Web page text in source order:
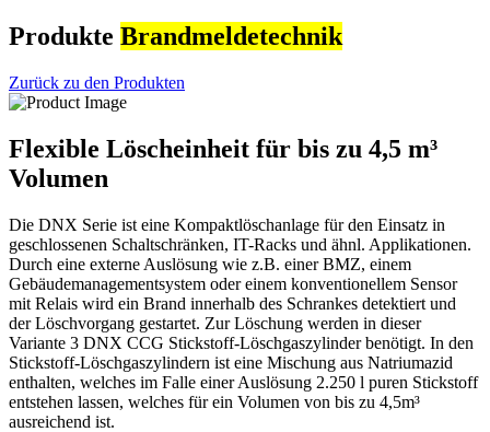
Produkte Brandmeldetechnik
Zurück zu den Produkten
Flexible Löscheinheit für bis zu 4,5 m³
Volumen
Die DNX Serie ist eine Kompaktlöschanlage für den Einsatz in
geschlossenen Schaltschränken, IT-Racks und ähnl. Applikationen.
Durch eine externe Auslösung wie z.B. einer BMZ, einem
Gebäudemanagementsystem oder einem konventionellem Sensor
mit Relais wird ein Brand innerhalb des Schrankes detektiert und
der Löschvorgang gestartet. Zur Löschung werden in dieser
Variante 3 DNX CCG Stickstoff-Löschgaszylinder benötigt. In den
Stickstoff-Löschgaszylindern ist eine Mischung aus Natriumazid
enthalten, welches im Falle einer Auslösung 2.250 l puren Stickstoff
entstehen lassen, welches für ein Volumen von bis zu 4,5m³
ausreichend ist.